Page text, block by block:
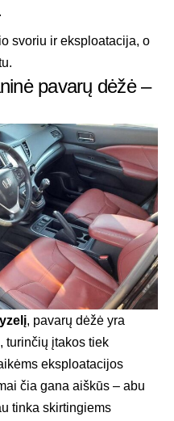
svoriu ir eksploatacija, o
pavarų dėžė –
, pavarų dėžė yra
turinčių įtakos tiek
eksploatacijos
čia gana aiškūs – abu
tinka skirtingiems